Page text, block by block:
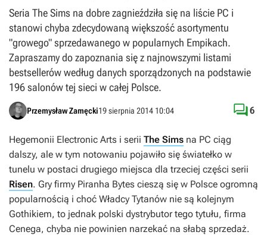
Seria The Sims na dobre zagnieździła się na liście PC i
stanowi chyba zdecydowaną większość asortymentu
"growego" sprzedawanego w popularnych Empikach.
Zapraszamy do zapoznania się z najnowszymi listami
bestsellerów według danych sporządzonych na podstawie
196 salonów tej sieci w całej Polsce.
Przemysław Zamęcki19 sierpnia 2014 10:04 6
Hegemonii Electronic Arts i serii The Sims na PC ciąg
dalszy, ale w tym notowaniu pojawiło się światełko w
tunelu w postaci drugiego miejsca dla trzeciej części serii
Risen. Gry firmy Piranha Bytes cieszą się w Polsce ogromną
popularnością i choć Władcy Tytanów nie są kolejnym
Gothikiem, to jednak polski dystrybutor tego tytułu, firma
Cenega, chyba nie powinien narzekać na słabą sprzedaż.